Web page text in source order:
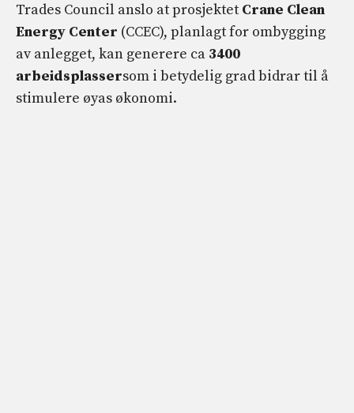
Trades Council anslo at prosjektet Crane Clean
Energy Center (CCEC), planlagt for ombygging
av anlegget, kan generere ca 3400
arbeidsplassersom i betydelig grad bidrar til å
stimulere øyas økonomi.